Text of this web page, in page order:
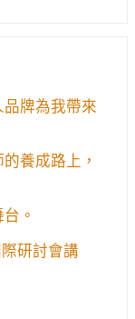
品牌為我帶來
養成路上，
。
研討會講